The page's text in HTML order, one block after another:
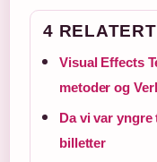
4
Visual Effects
metoder og
Da vi var
billetter